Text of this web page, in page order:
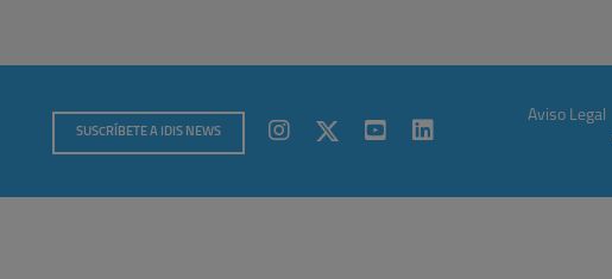
SUSCRÍBETE A IDIS NEWS
Aviso Legal